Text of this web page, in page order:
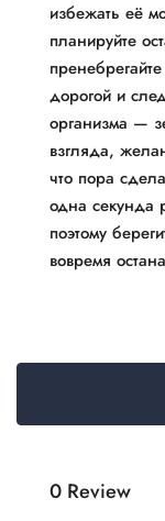
избежать её
планируйте
дорогой и
организма —
взгляда,
что пора
одна секунда
поэтому
вовремя
0 Review